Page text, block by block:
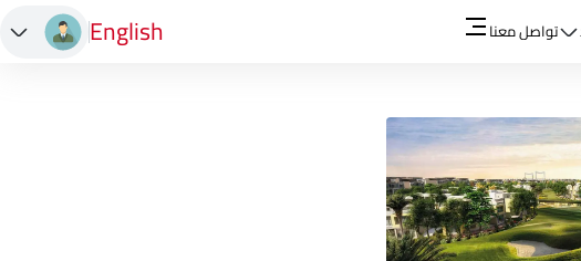
تواصل معنا English